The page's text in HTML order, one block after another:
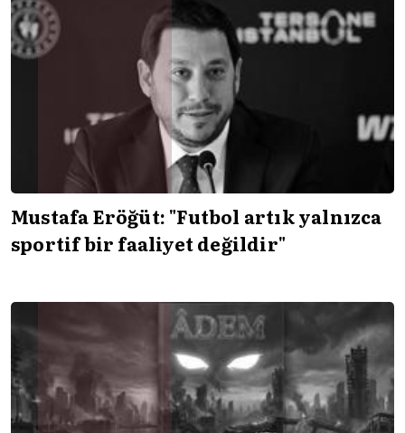
Mustafa Eröğüt: "Futbol artık yalnızca
sportif bir faaliyet değildir"